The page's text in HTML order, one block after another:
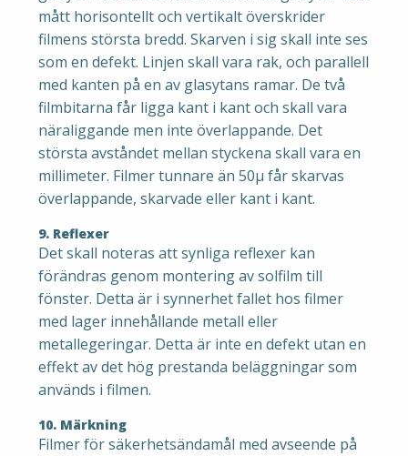
mått horisontellt och vertikalt överskrider
filmens största bredd. Skarven i sig skall inte ses
som en defekt. Linjen skall vara rak, och parallell
med kanten på en av glasytans ramar. De två
filmbitarna får ligga kant i kant och skall vara
näraliggande men inte överlappande. Det
största avståndet mellan styckena skall vara en
millimeter. Filmer tunnare än 50μ får skarvas
överlappande, skarvade eller kant i kant.
9. Reflexer
Det skall noteras att synliga reflexer kan
förändras genom montering av solfilm till
fönster. Detta är i synnerhet fallet hos filmer
med lager innehållande metall eller
metallegeringar. Detta är inte en defekt utan en
effekt av det hög prestanda beläggningar som
används i filmen.
10. Märkning
Filmer för säkerhetsändamål med avseende på